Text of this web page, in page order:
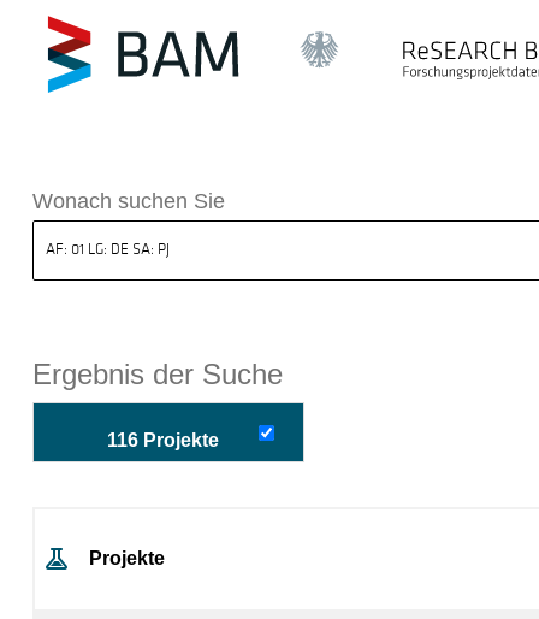
BAM
Wonach suchen Sie
Ergebnis der Suche
116 Projekte
Projekte